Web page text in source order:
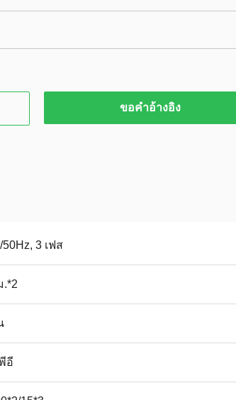
ขอคําอ้างอิง
50Hz, 3 เฟส
.*2
อี